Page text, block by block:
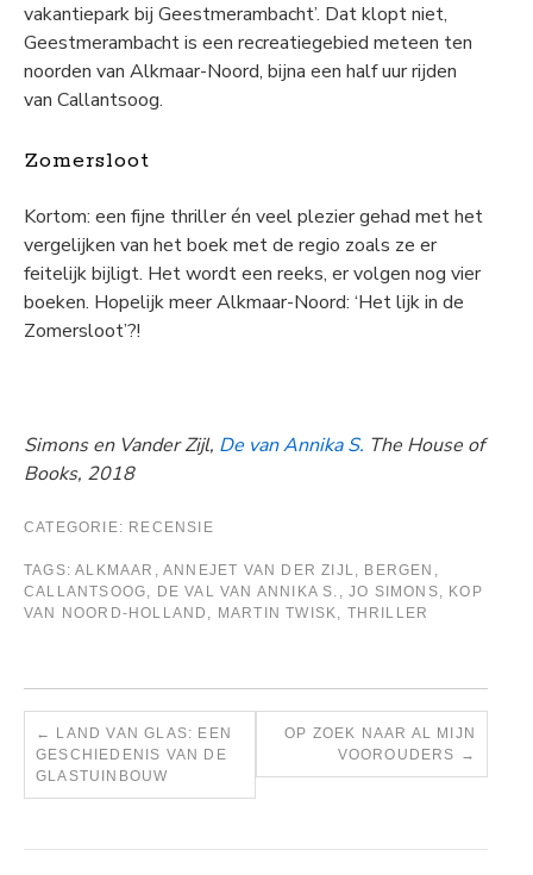
vakantiepark bij Geestmerambacht’. Dat klopt niet,
Geestmerambacht is een recreatiegebied meteen ten
noorden van Alkmaar-Noord, bijna een half uur rijden
van Callantsoog.
Zomersloot
Kortom: een fijne thriller én veel plezier gehad met het
vergelijken van het boek met de regio zoals ze er
feitelijk bijligt. Het wordt een reeks, er volgen nog vier
boeken. Hopelijk meer Alkmaar-Noord: ‘Het lijk in de
Zomersloot’?!
Simons en Vander Zijl, De van Annika S. The House of
Books, 2018
CATEGORIE: RECENSIE
TAGS:ALKMAAR ,ANNEJET VAN DER ZIJL, BERGEN ,
CALLANTSOOG, DE VAL VAN ANNIKA S. ,JO SIMONS, KOP
VAN NOORD-HOLLAND , MARTIN TWISK, THRILLER
←
LAND VAN GLAS: EEN
GESCHIEDENIS VAN DE
GLASTUINBOUW
OP ZOEK NAAR AL MIJN
VOOROUDERS →